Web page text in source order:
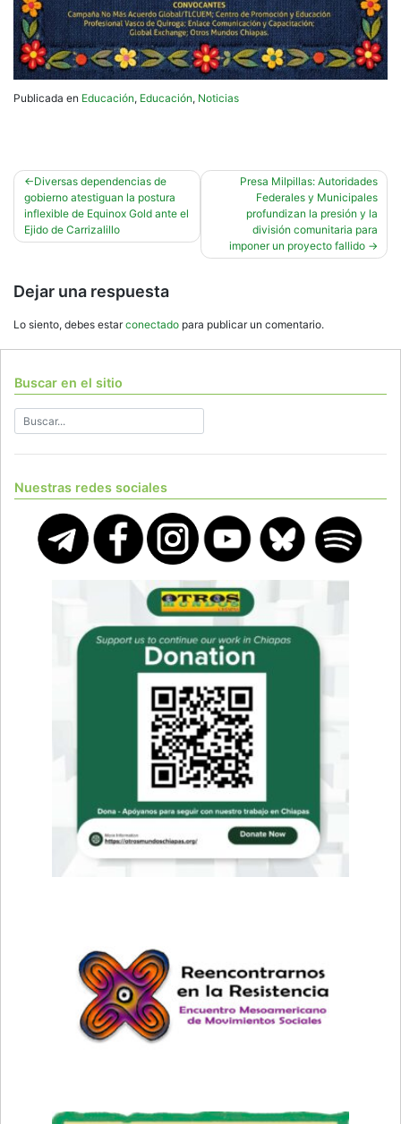
Publicada en Educación, Educación, Noticias
Navegación
de
entradas
Diversas dependencias de
gobierno atestiguan la postura
inflexible de Equinox Gold ante el
Ejido de Carrizalillo
Presa Milpillas: Autoridades
Federales y Municipales
profundizan la presión y la
división comunitaria para
imponer un proyecto fallido
Dejar una respuesta
Lo siento, debes estarconectado para publicar un comentario.
Buscar en el sitio
Nuestras redes sociales